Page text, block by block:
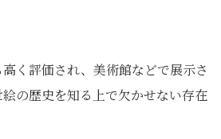
く評価され、美術館などで展示さ
の歴史を知る上で欠かせない存在